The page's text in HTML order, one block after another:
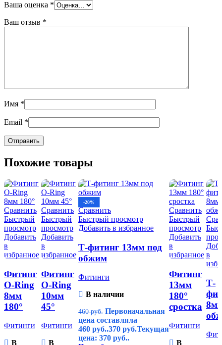
Ваша оценка *
Ваш отзыв *
Имя *
Email *
Похожие товары
Сравнить
Быстрый
просмотр
Добавить
в
избранное
Фитинг
O-Ring
8мм
180°
Фитинги
В
Сравнить
Быстрый
просмотр
Добавить
в
избранное
Фитинг
O-Ring
10мм
45°
Фитинги
В
-20%
Сравнить
Быстрый просмотр
Добавить в избранное
Т-фитинг 13мм под
обжим
Фитинги
В наличии
460руб. Первоначальная
цена составляла
460 руб..370 руб.Текущая
цена: 370 руб..
Сравнить
Быстрый
просмотр
Добавить
в
избранное
Фитинг
13мм
180°
сростка
Фитинги
В
в
Т-